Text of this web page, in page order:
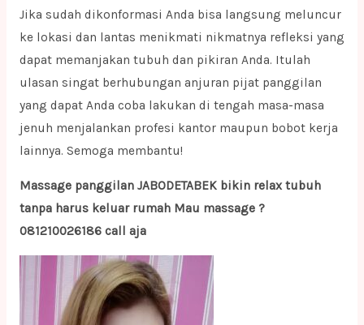
Jika sudah dikonformasi Anda bisa langsung meluncur
ke lokasi dan lantas menikmati nikmatnya refleksi yang
dapat memanjakan tubuh dan pikiran Anda. Itulah
ulasan singat berhubungan anjuran pijat panggilan
yang dapat Anda coba lakukan di tengah masa-masa
jenuh menjalankan profesi kantor maupun bobot kerja
lainnya. Semoga membantu!
Massage panggilan JABODETABEK bikin relax tubuh
tanpa harus keluar rumah Mau massage ?
081210026186 call aja